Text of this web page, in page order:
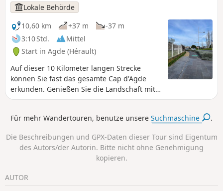
einer Künstlerpalette von diesen unterschiedlichen
Panoramen abheben: die verschiedenen Blautöne des
Mittelmeers, die grünen Weiten des Golfs von Cap d'Agde
und des Naturschutzgebiets Bagnas, das Glitzern des Étang
de Thau, das Schwarz der Basaltböden und das der Tour
des Anglais. Das sorgt für wunderbare Erinnerungen!
Lokale Behörde
10,60 km
+37 m
-37 m
3:10 Std.
Mittel
Start in Agde (Hérault)
Auf dieser 10 Kilometer langen Strecke
können Sie fast das gesamte Cap d'Agde
erkunden. Genießen Sie die Landschaft mit
den Stränden von Rochelongue und
Wasserpark Aqualand, dem Mont Saint-Loup
Für mehr Wandertouren, benutze unsereSuchmaschine .
Die Beschreibungen und GPX-Daten dieser Tour sind Eigentum
des Autors/der Autorin. Bitte nicht ohne Genehmigung
kopieren.
AUTOR